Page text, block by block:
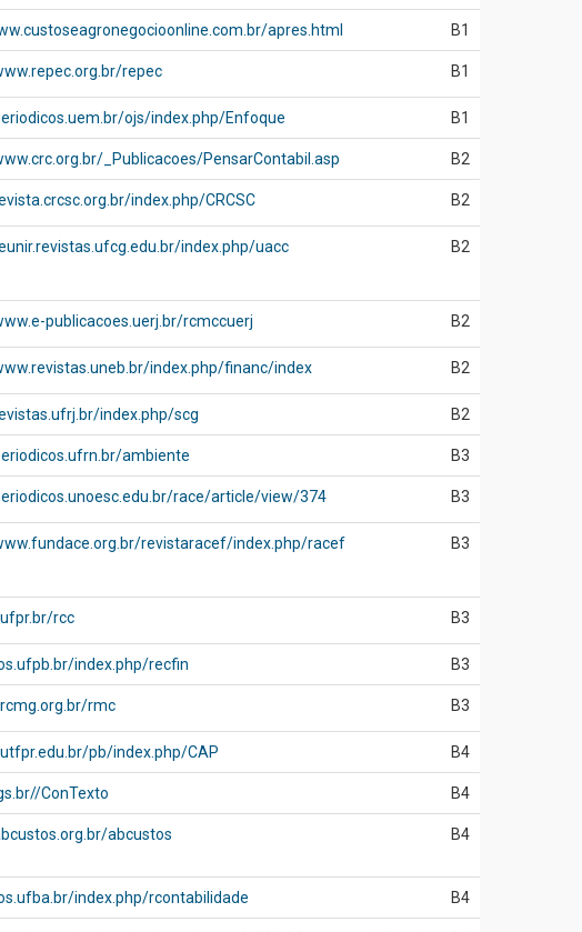
apres.html B1
repec B1
ojs/index.php/Enfoque B1
_Publicacoes/PensarContabil.asp B2
index.php/CRCSC B2
index.php/uacc B2
publicacoes.uerj.br/rcmccuerj B2
index.php/financ/index B2
index.php/scg B2
ambiente B3
race/article/view/374 B3
revistaracef/index.php/racef B3
rcc B3
index.php/recfin B3
rmc B3
pb/index.php/CAP B4
ConTexto B4
abcustos B4
index.php/rcontabilidade B4